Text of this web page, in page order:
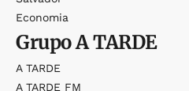
Economia
GrupoA TARDE
A TARDE
A TARDE FM